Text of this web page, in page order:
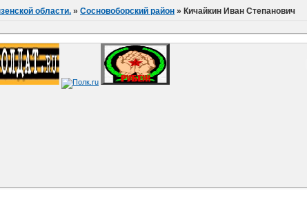
области. »Сосновоборский район »Кичайкин Иван Степанович